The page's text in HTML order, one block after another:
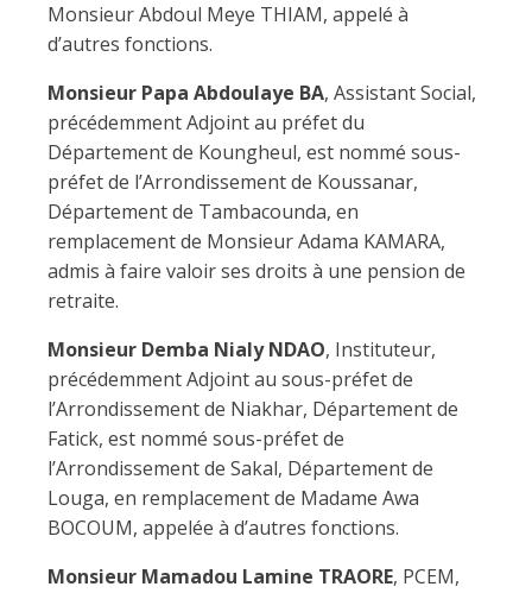
Monsieur Abdoul Meye THIAM, appelé à
d’autres fonctions.
Monsieur Papa Abdoulaye BA, Assistant Social,
précédemment Adjoint au préfet du
Département de Koungheul, est nommé sous-
préfet de l’Arrondissement de Koussanar,
Département de Tambacounda, en
remplacement de Monsieur Adama KAMARA,
admis à faire valoir ses droits à une pension de
retraite.
Monsieur Demba Nialy NDAO, Instituteur,
précédemment Adjoint au sous-préfet de
l’Arrondissement de Niakhar, Département de
Fatick, est nommé sous-préfet de
l’Arrondissement de Sakal, Département de
Louga, en remplacement de Madame Awa
BOCOUM, appelée à d’autres fonctions.
Monsieur Mamadou Lamine TRAORE, PCEM,